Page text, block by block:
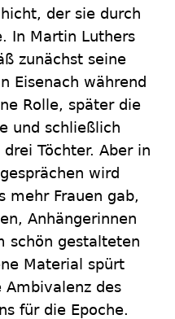
der sie durch
In Martin Luthers
zunächst seine
Eisenach während
Rolle, später die
und schließlich
Töchter. Aber in
wird
mehr Frauen gab,
Anhängerinnen
schön gestalteten
Material spürt
Ambivalenz des
für die Epoche.